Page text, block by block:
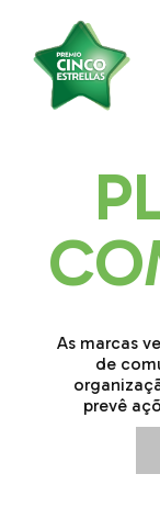
As marcas
de
prevê